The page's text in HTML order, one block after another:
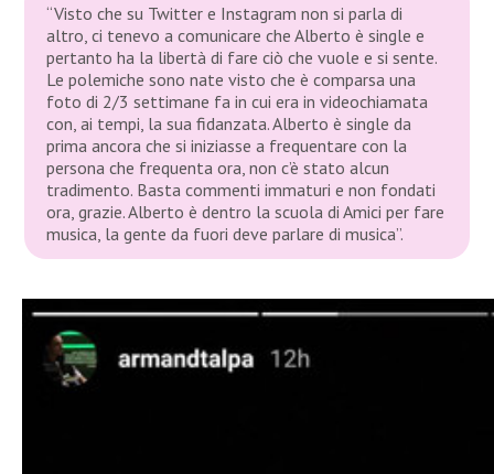
“Visto che su Twitter e Instagram non si parla di
altro, ci tenevo a comunicare che Alberto è single e
pertanto ha la libertà di fare ciò che vuole e si sente.
Le polemiche sono nate visto che è comparsa una
foto di 2/3 settimane fa in cui era in videochiamata
con, ai tempi, la sua fidanzata. Alberto è single da
prima ancora che si iniziasse a frequentare con la
persona che frequenta ora, non c’è stato alcun
tradimento. Basta commenti immaturi e non fondati
ora, grazie. Alberto è dentro la scuola di Amici per fare
musica, la gente da fuori deve parlare di musica”.